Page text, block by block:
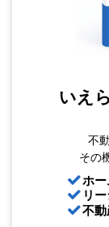
いえ
不
その
ホ
リ
不